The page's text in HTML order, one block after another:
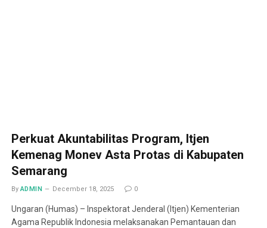
Perkuat Akuntabilitas Program, Itjen
Kemenag Monev Asta Protas di Kabupaten
Semarang
By ADMIN December 18, 2025 0
Ungaran (Humas) – Inspektorat Jenderal (Itjen) Kementerian
Agama Republik Indonesia melaksanakan Pemantauan dan